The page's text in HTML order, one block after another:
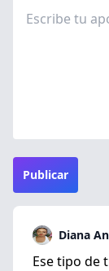
Publicar
Diana
Ese tipo de